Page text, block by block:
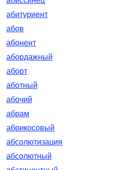
абитуриент
абов
абонент
абордажный
аборт
аботный
абочий
абрам
абрикосовый
абсолютизация
абсолютный